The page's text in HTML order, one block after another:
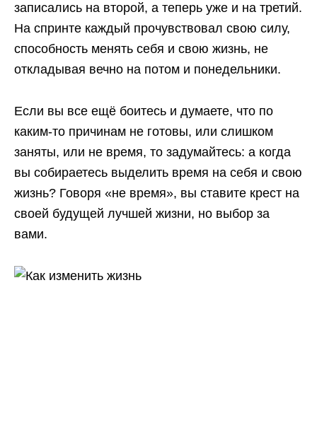
записались на второй, а теперь уже и на третий.
На спринте каждый прочувствовал свою силу,
способность менять себя и свою жизнь, не
откладывая вечно на потом и понедельники.
Если вы все ещё боитесь и думаете, что по
каким-то причинам не готовы, или слишком
заняты, или не время, то задумайтесь: а когда
вы собираетесь выделить время на себя и свою
жизнь? Говоря «не время», вы ставите крест на
своей будущей лучшей жизни, но выбор за
вами.